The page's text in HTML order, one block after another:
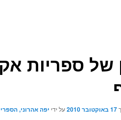
של ספריות
17 באוקטובר 2010 על ידי יפה אהרוני,